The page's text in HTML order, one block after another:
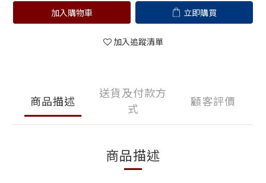
加入購物車 立即購買
加入追蹤清單
商品描述
送貨及付款方
式
顧客評價
商品描述